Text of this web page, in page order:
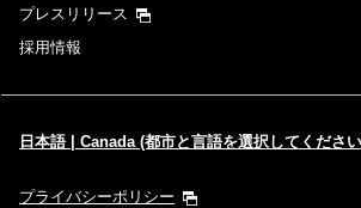
プレスリリース
採用情報
日本語 | Canada (都市と言語を選択してくださ
プライバシーポリシー